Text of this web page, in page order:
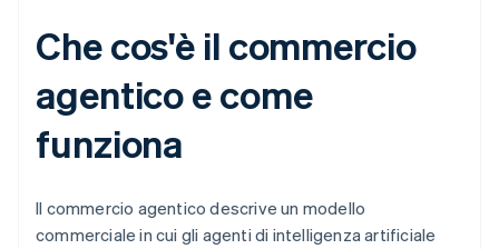
Che cos'è il commercio
agentico e come
funziona
Il commercio agentico descrive un modello
commerciale in cui gli agenti di intelligenza artificiale